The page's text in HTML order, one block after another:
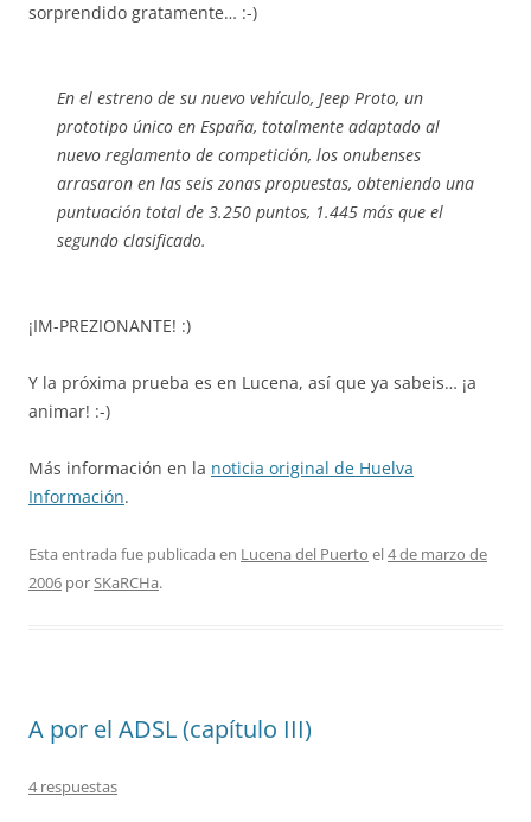
sorprendido gratamente… :-)
En el estreno de su nuevo vehículo, Jeep Proto, un
prototipo único en España, totalmente adaptado al
nuevo reglamento de competición, los onubenses
arrasaron en las seis zonas propuestas, obteniendo una
puntuación total de 3.250 puntos, 1.445 más que el
segundo clasificado.
¡IM-PREZIONANTE! :)
Y la próxima prueba es en Lucena, así que ya sabeis… ¡a
animar! :-)
Más información en la noticia original de Huelva
Información.
Esta entrada fue publicada en Lucena del Puerto el4 de marzo de
2006 porSKaRCHa.
A por el ADSL (capítulo III)
4 respuestas